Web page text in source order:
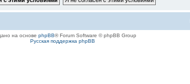
на основе phpBB® Forum Software © phpBB Group
Русская поддержка phpBB